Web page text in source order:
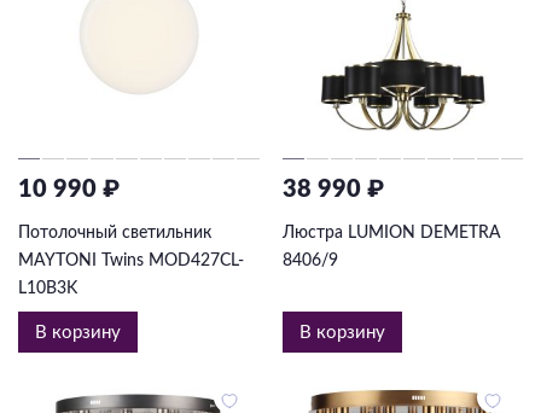
10 990 ₽
Потолочный светильник
MAYTONI Twins MOD427CL-
L10B3K
В корзину
38 990 ₽
Люстра LUMION DEMETRA
8406/9
В корзину